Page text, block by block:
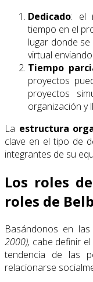
Dedicado: el
tiempo en el
lugar donde
virtual
Tiempo
proyectos
proyectos
organización y
La estructura
clave en el tipo de
integrantes de su
Los roles
roles de
Basándonos en
2000), cabe definir el
tendencia de las
relacionarse